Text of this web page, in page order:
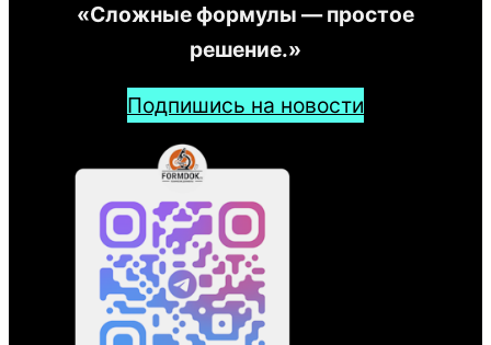
«Сложные формулы — простое
решение.»
Подпишись на новости